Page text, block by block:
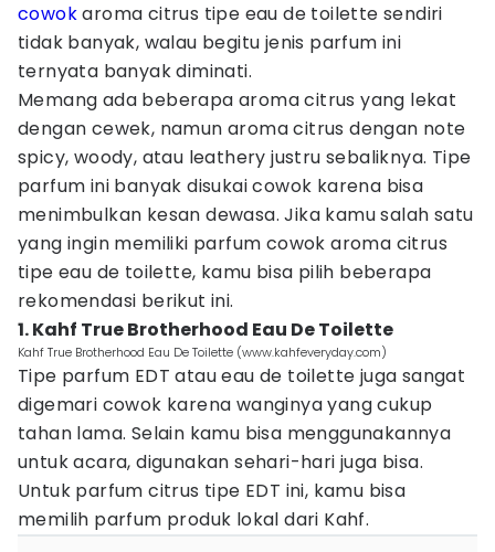
cowokaroma citrus tipe eau de toilette sendiri
tidak banyak, walau begitu jenis parfum ini
ternyata banyak diminati.
Memang ada beberapa aroma citrus yang lekat
dengan cewek, namun aroma citrus dengan note
spicy, woody, atau leathery justru sebaliknya. Tipe
parfum ini banyak disukai cowok karena bisa
menimbulkan kesan dewasa. Jika kamu salah satu
yang ingin memiliki parfum cowok aroma citrus
tipe eau de toilette, kamu bisa pilih beberapa
rekomendasi berikut ini.
1. Kahf True Brotherhood Eau De Toilette
Kahf True Brotherhood Eau De Toilette (www.kahfeveryday.com)
Tipe parfum EDT atau eau de toilette juga sangat
digemari cowok karena wanginya yang cukup
tahan lama. Selain kamu bisa menggunakannya
untuk acara, digunakan sehari-hari juga bisa.
Untuk parfum citrus tipe EDT ini, kamu bisa
memilih parfum produk lokal dari Kahf.